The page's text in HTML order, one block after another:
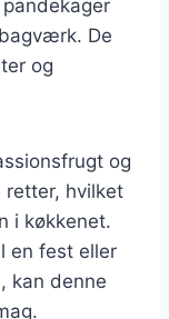
De
og
og
retter, hvilket
i køkkenet.
en fest eller
kan denne